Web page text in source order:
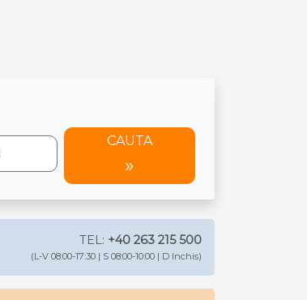
CAUTA
TEL: +40 263 215 500
(L-V 08:00-17:30 | S 08:00-10:00 | D Inchis)